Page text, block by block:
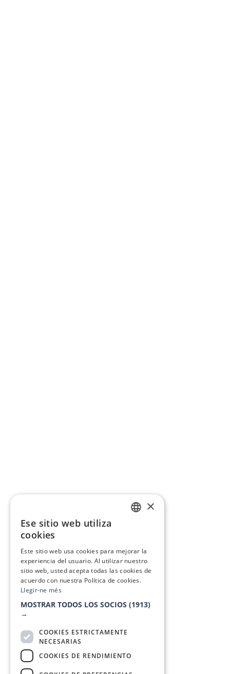
×
Ese sitio web utiliza
cookies
Este sitio web usa cookies para mejorar la
experiencia del usuario. Al utilizar nuestro
sitio web, usted acepta todas las cookies de
acuerdo con nuestra Política de cookies.
Llegir-ne més
MOSTRAR TODOS LOS SOCIOS (1913)
→
COOKIES ESTRICTAMENTE
NECESARIAS
COOKIES DE RENDIMIENTO